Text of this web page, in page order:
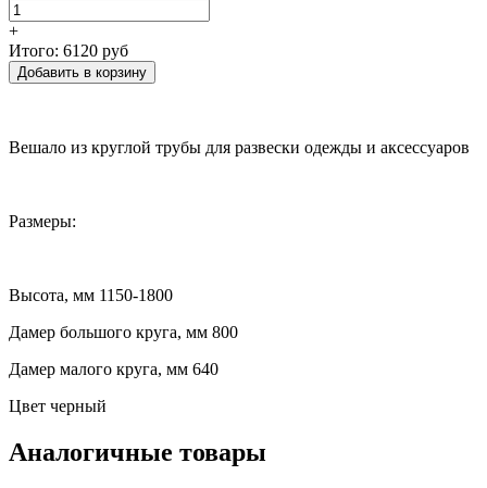
+
Итого: 6120 руб
Вешало из круглой трубы для развески одежды и аксессуаров
Размеры:
Высота, мм 1150-1800
Дамер большого круга, мм 800
Дамер малого круга, мм 640
Цвет черный
Аналогичные товары